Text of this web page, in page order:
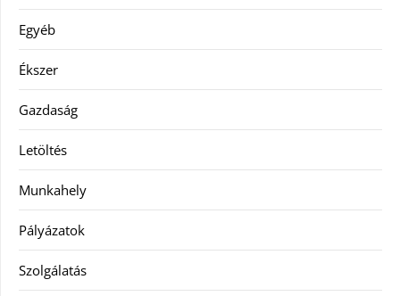
Egyéb
Ékszer
Gazdaság
Letöltés
Munkahely
Pályázatok
Szolgálatás